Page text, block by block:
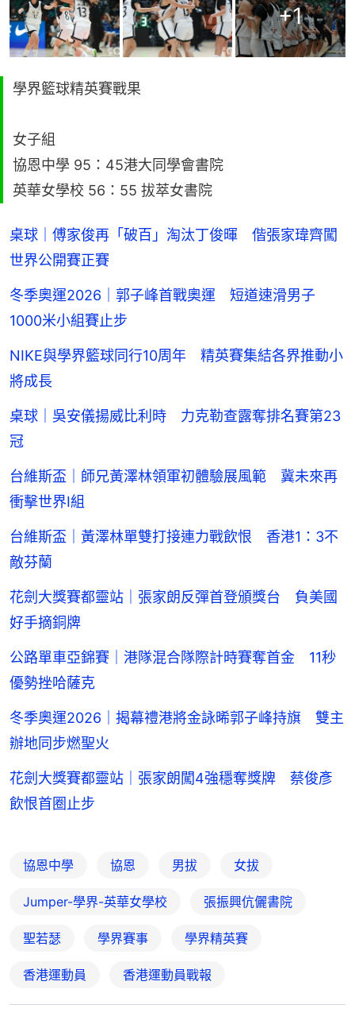
+1
學界籃球精英賽戰果
女子組
協恩中學 95：45港大同學會書院
英華女學校 56：55 拔萃女書院
桌球｜傅家俊再「破百」淘汰丁俊暉 偕張家瑋齊闖
世界公開賽正賽
冬季奧運2026｜郭子峰首戰奧運 短道速滑男子
1000米小組賽止步
NIKE與學界籃球同行10周年 精英賽集結各界推動小
將成長
桌球｜吳安儀揚威比利時 力克勒查露奪排名賽第23
冠
台維斯盃｜師兄黃澤林領軍初體驗展風範 冀未來再
衝擊世界I組
台維斯盃｜黃澤林單雙打接連力戰飲恨 香港1：3不
敵芬蘭
花劍大獎賽都靈站｜張家朗反彈首登頒獎台 負美國
好手摘銅牌
公路單車亞錦賽｜港隊混合隊際計時賽奪首金 11秒
優勢挫哈薩克
冬季奧運2026｜揭幕禮港將金詠晞郭子峰持旗 雙主
辦地同步燃聖火
花劍大獎賽都靈站｜張家朗闖4強穩奪獎牌 蔡俊彥
飲恨首圈止步
協恩中學 協恩 男拔 女拔
Jumper-學界-英華女學校 張振興伉儷書院
聖若瑟 學界賽事 學界精英賽
香港運動員 香港運動員戰報